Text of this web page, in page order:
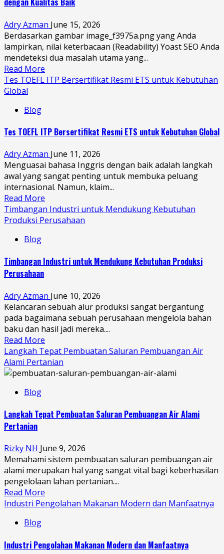
Adry Azman June 15, 2026
Berdasarkan gambar image_f3975a.png yang Anda
lampirkan, nilai keterbacaan (Readability) Yoast SEO Anda
mendeteksi dua masalah utama yang...
Read More
Tes TOEFL ITP Bersertifikat Resmi ETS untuk Kebutuhan
Global
Blog
Tes TOEFL ITP Bersertifikat Resmi ETS untuk Kebutuhan Global
Adry Azman June 11, 2026
Menguasai bahasa Inggris dengan baik adalah langkah
awal yang sangat penting untuk membuka peluang
internasional. Namun, klaim...
Read More
Timbangan Industri untuk Mendukung Kebutuhan
Produksi Perusahaan
Blog
Timbangan Industri untuk Mendukung Kebutuhan Produksi
Perusahaan
Adry Azman June 10, 2026
Kelancaran sebuah alur produksi sangat bergantung
pada bagaimana sebuah perusahaan mengelola bahan
baku dan hasil jadi mereka....
Read More
Langkah Tepat Pembuatan Saluran Pembuangan Air
Alami Pertanian
Blog
Langkah Tepat Pembuatan Saluran Pembuangan Air Alami
Pertanian
Rizky NH June 9, 2026
Memahami sistem pembuatan saluran pembuangan air
alami merupakan hal yang sangat vital bagi keberhasilan
pengelolaan lahan pertanian....
Read More
Industri Pengolahan Makanan Modern dan Manfaatnya
Blog
Industri Pengolahan Makanan Modern dan Manfaatnya